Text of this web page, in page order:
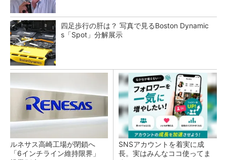
四足歩行の肝は？ 写真で見るBoston Dynamic
s「Spot」分解展示
ルネサス高崎工場が閉鎖へ
「6インチライン維持限界」
SNSアカウントを着実に成
長。実はみんなココ使ってま